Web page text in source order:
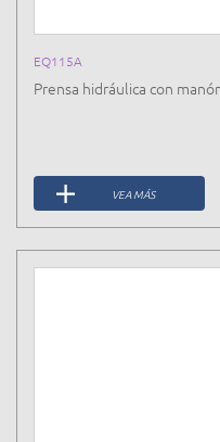
EQ115A
Prensa hidráulica con
VEA MÁS